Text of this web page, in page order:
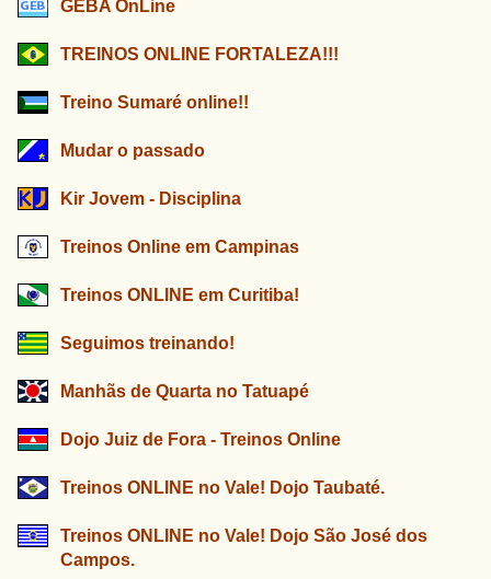
GEBA OnLine
TREINOS ONLINE FORTALEZA!!!
Treino Sumaré online!!
Mudar o passado
Kir Jovem - Disciplina
Treinos Online em Campinas
Treinos ONLINE em Curitiba!
Seguimos treinando!
Manhãs de Quarta no Tatuapé
Dojo Juiz de Fora - Treinos Online
Treinos ONLINE no Vale! Dojo Taubaté.
Treinos ONLINE no Vale! Dojo São José dos
Campos.